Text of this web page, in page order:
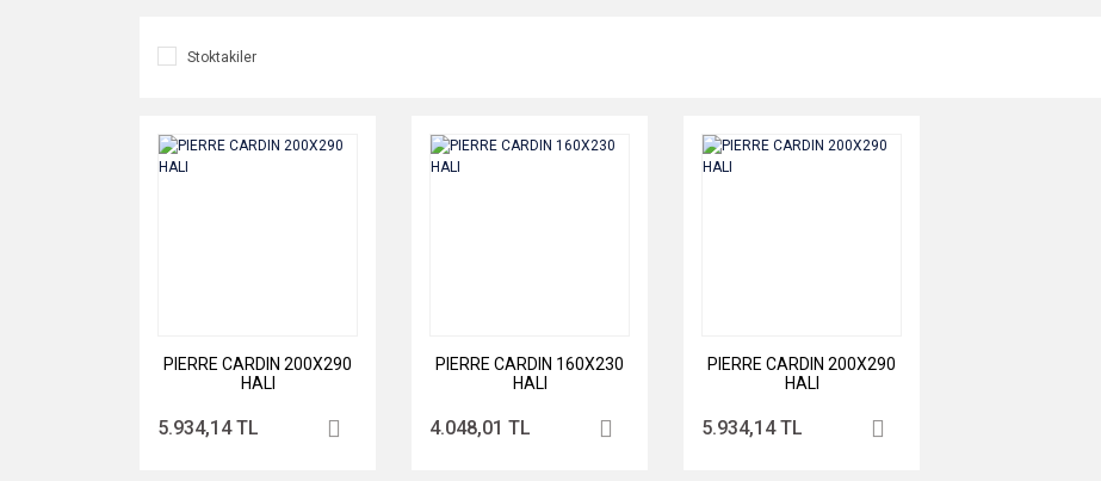
Stoktakiler
PIERRE CARDIN 200X290
HALI
5.934,14 TL
PIERRE CARDIN 160X230
HALI
4.048,01 TL
PIERRE CARDIN 200X290
HALI
5.934,14 TL